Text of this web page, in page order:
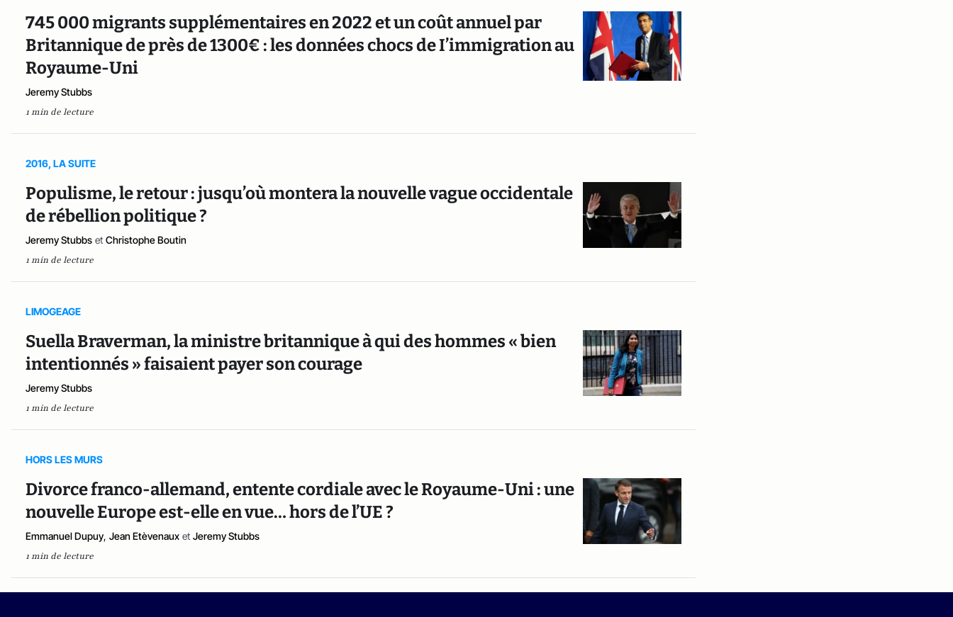
745 000 migrants supplémentaires en 2022 et un coût annuel par
Britannique de près de 1300€ : les données chocs de I’immigration au
Royaume-Uni
Jeremy Stubbs
1 min de lecture
2016, LA SUITE
Populisme, le retour : jusqu’où montera la nouvelle vague occidentale
de rébellion politique ?
Jeremy Stubbs et Christophe Boutin
1 min de lecture
LIMOGEAGE
Suella Braverman, la ministre britannique à qui des hommes « bien
intentionnés » faisaient payer son courage
Jeremy Stubbs
1 min de lecture
HORS LES MURS
Divorce franco-allemand, entente cordiale avec le Royaume-Uni : une
nouvelle Europe est-elle en vue… hors de l’UE ?
Emmanuel Dupuy, Jean Etèvenaux et Jeremy Stubbs
1 min de lecture